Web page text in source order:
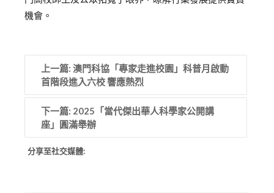
機會。
上一篇: 澳門科協「專家走進校園」科普月啟動
首階段進入六校 響應熱烈
下一篇: 2025「當代傑出華人科學家公開講
座」圓滿舉辦
分享至社交媒體: